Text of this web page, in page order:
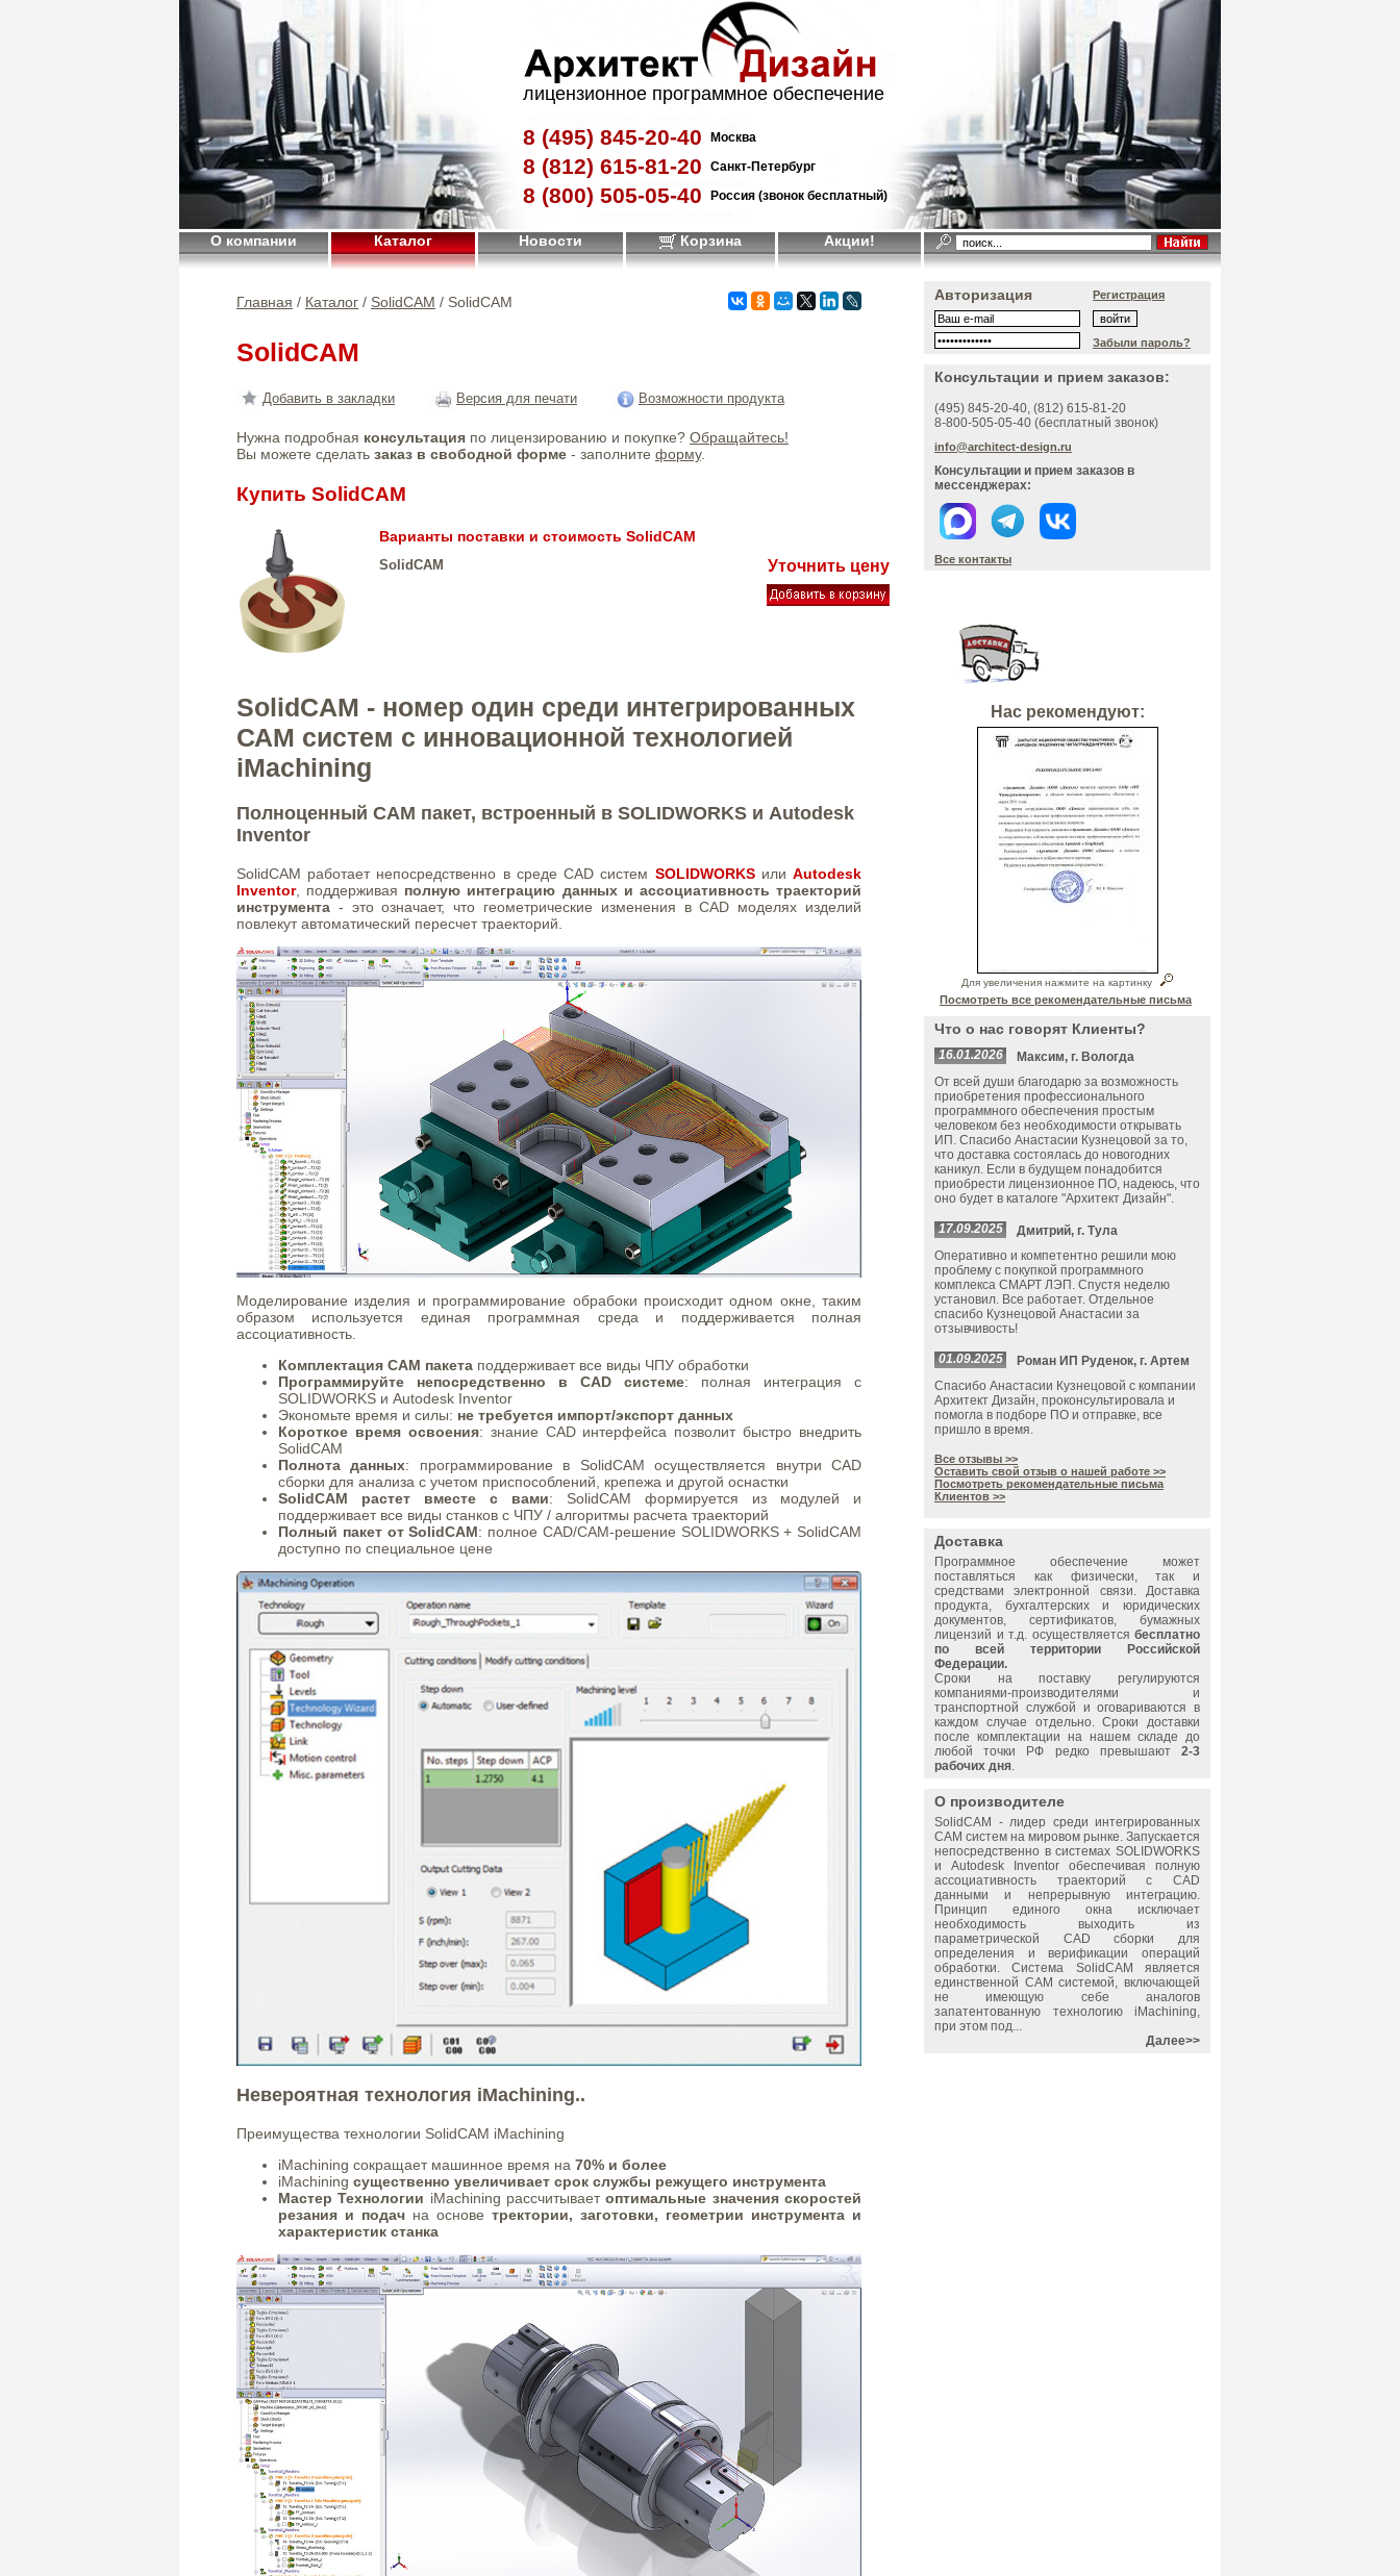
лицензионное программное обеспечение
8 (495) 845-20-40 Москва
8 (812) 615-81-20 Санкт-Петербург
8 (800) 505-05-40 Россия (звонок бесплатный)
О компании Каталог Новости Корзина Акции!
Главная / Каталог / SolidCAM / SolidCAM
SolidCAM
Добавить в закладки Версия для печати Возможности продукта
Нужна подробная консультация по лицензированию и покупке? Обращайтесь!
Вы можете сделать заказ в свободной форме - заполните форму.
Купить SolidCAM
Варианты поставки и стоимость SolidCAM
SolidCAM Уточнить цену
SolidCAM - номер один среди интегрированных
САМ систем c инновационной технологией
iMachining
Полноценный CAM пакет, встроенный в SOLIDWORKS и Autodesk
Inventor
SolidCAM работает непосредственно в среде CAD систем SOLIDWORKSилиAutodesk
Inventor, поддерживая полную интеграцию данных и ассоциативность траекторий
инструмента - это означает, что геометрические изменения в CAD моделях изделий
повлекут автоматический пересчет траекторий.
Моделирование изделия и программирование обрабоки происходит одном окне, таким
образом используется единая программная среда и поддерживается полная
ассоциативность.
Комплектация CAM пакета поддерживает все виды ЧПУ обработки
Программируйте непосредственно в CAD системе: полная интеграция с
SOLIDWORKS и Autodesk Inventor
Экономьте время и силы: не требуется импорт/экспорт данных
Короткое время освоения: знание CAD интерфейса позволит быстро внедрить
SolidCAM
Полнота данных: программирование в SolidCAM осуществляется внутри CAD
сборки для анализа с учетом приспособлений, крепежа и другой оснастки
SolidCAM растет вместе с вами: SolidCAM формируется из модулей и
поддерживает все виды станков с ЧПУ / алгоритмы расчета траекторий
Полный пакет от SolidCAM: полное CAD/CAM-решение SOLIDWORKS + SolidCAM
доступно по специальное цене
Невероятная технология iMachining..
Преимущества технологии SolidCAM iMachining
iMachining сокращает машинное время на 70% и более
iMachining существенно увеличивает срок службы режущего инструмента
Мастер Технологии iMachining рассчитываетоптимальные значения скоростей
резания и подач на основе тректории, заготовки, геометрии инструмента и
характеристик станка
Авторизация Регистрация
Забыли пароль?
Консультации и прием заказов:
(495) 845-20-40, (812) 615-81-20
8-800-505-05-40 (бесплатный звонок)
info@architect-design.ru
Консультации и прием заказов в
мессенджерах:
Все контакты
Нас рекомендуют:
Для увеличения нажмите на картинку
Посмотреть все рекомендательные письма
Что о нас говорят Клиенты?
16.01.2026
Максим, г. Вологда
От всей души благодарю за возможность
приобретения профессионального
программного обеспечения простым
человеком без необходимости открывать
ИП. Спасибо Анастасии Кузнецовой за то,
что доставка состоялась до новогодних
каникул. Если в будущем понадобится
приобрести лицензионное ПО, надеюсь, что
оно будет в каталоге "Архитект Дизайн".
17.09.2025
Дмитрий, г. Тула
Оперативно и компетентно решили мою
проблему с покупкой программного
комплекса СМАРТ ЛЭП. Спустя неделю
установил. Все работает. Отдельное
спасибо Кузнецовой Анастасии за
отзывчивость!
01.09.2025
Роман ИП Руденок, г. Артем
Спасибо Анастасии Кузнецовой с компании
Архитект Дизайн, проконсультировала и
помогла в подборе ПО и отправке, все
пришло в время.
Все отзывы >>
Оставить свой отзыв о нашей работе >>
Посмотреть рекомендательные письма
Клиентов >>
Доставка
Программное обеспечение может
поставляться как физически, так и
средствами электронной связи. Доставка
продукта, бухгалтерских и юридических
документов, сертификатов, бумажных
лицензий и т.д. осуществляется бесплатно
по всей территории Российской
Федерации.
Сроки на поставку регулируются
компаниями-производителями и
транспортной службой и оговариваются в
каждом случае отдельно. Сроки доставки
после комплектации на нашем складе до
любой точки РФ редко превышают 2-3
рабочих дня.
О производителе
SolidCAM
- лидер среди интегрированных
САМ систем на мировом рынке. Запускается
непосредственно в системах SOLIDWORKS
и Autodesk Inventor обеспечивая полную
ассоциативность траекторий с САD
данными и непрерывную интеграцию.
Принцип единого окна исключает
необходимость выходить из
параметрической CAD сборки для
определения и верификации операций
обработки. Система SolidCAM
является
единственной САМ системой, включающей
не имеющую себе аналогов
запатентованную технологию iMachining,
при этом под...
Далее>>